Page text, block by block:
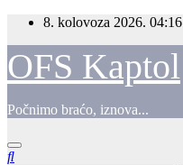
Skip
content
8. kolovoza 2026. 04:16
OFS Kaptol
Počnimo braćo, iznova...